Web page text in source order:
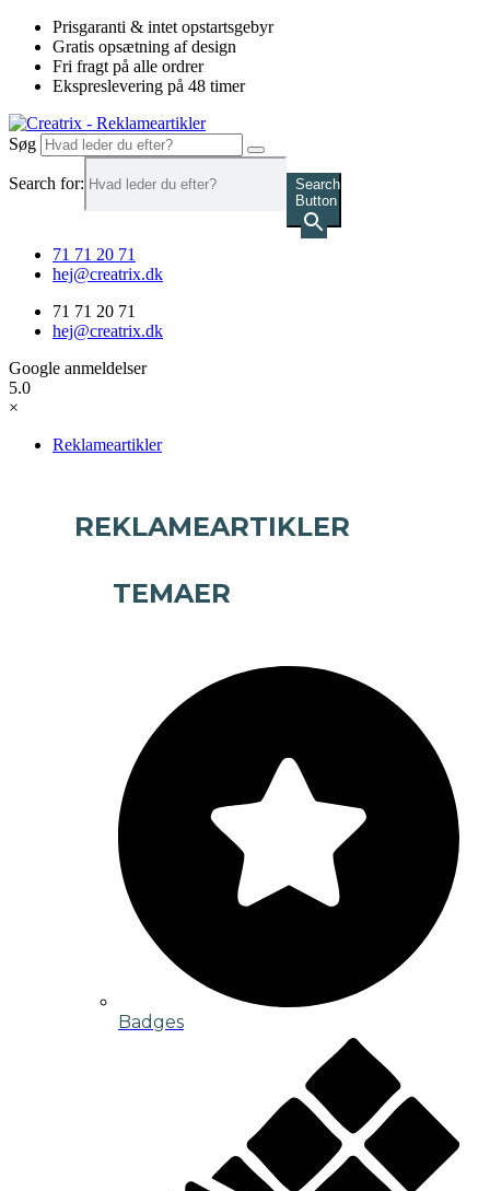
Videre
indhold
Prisgaranti & intet opstartsgebyr
Gratis opsætning af design
Fri fragt på alle ordrer
Ekspreslevering på 48 timer
Søg
Search for:
Search
Button
71 71 20 71
hej@creatrix.dk
71 71 20 71
hej@creatrix.dk
Google anmeldelser
5.0
×
Reklameartikler
REKLAMEARTIKLER
TEMAER
Badges